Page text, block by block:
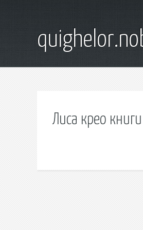
Лиса крео книги